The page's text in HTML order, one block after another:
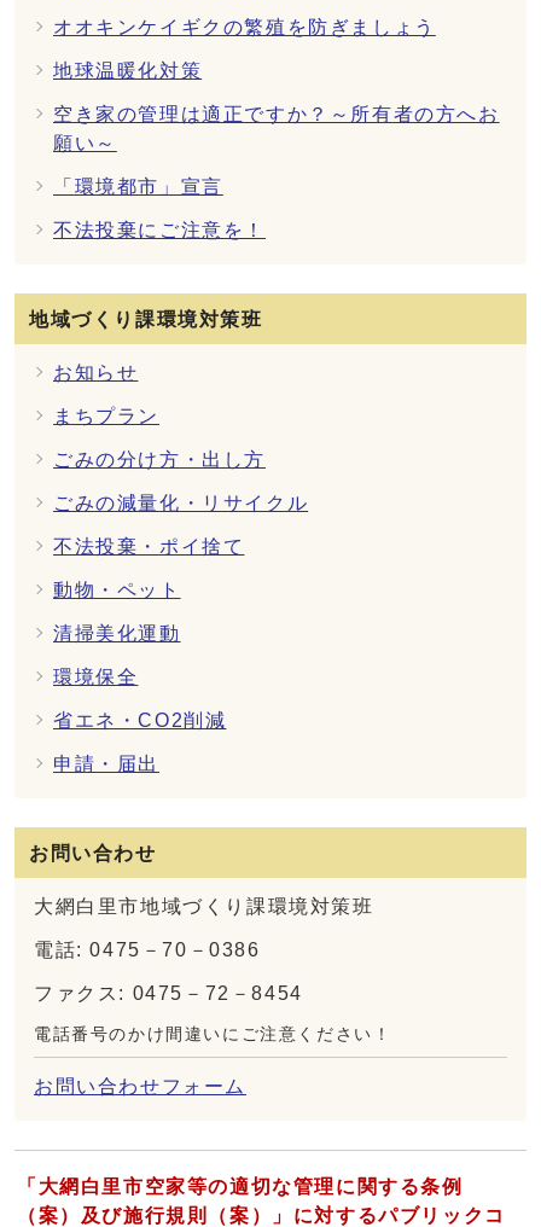
オオキンケイギクの繁殖を防ぎましょう
地球温暖化対策
空き家の管理は適正ですか？～所有者の方へお
願い～
「環境都市」宣言
不法投棄にご注意を！
地域づくり課環境対策班
お知らせ
まちプラン
ごみの分け方・出し方
ごみの減量化・リサイクル
不法投棄・ポイ捨て
動物・ペット
清掃美化運動
環境保全
省エネ・CO2削減
申請・届出
お問い合わせ
大網白里市地域づくり課環境対策班
電話: 0475－70－0386
ファクス: 0475－72－8454
電話番号のかけ間違いにご注意ください！
お問い合わせフォーム
「大網白里市空家等の適切な管理に関する条例
（案）及び施行規則（案）」に対するパブリックコ